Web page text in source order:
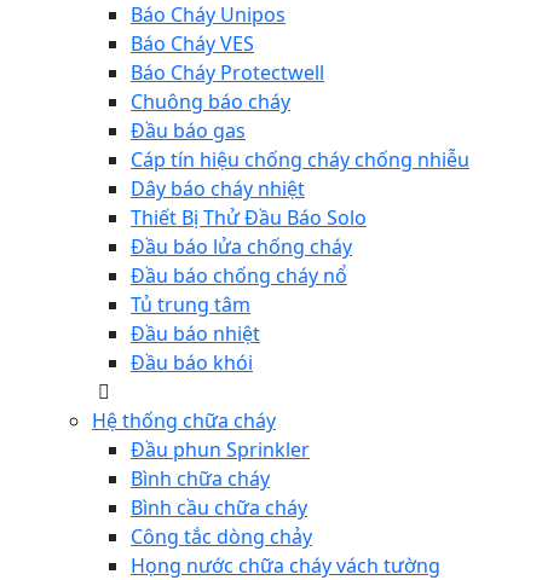
Báo Cháy Unipos
Báo Cháy VES
Báo Cháy Protectwell
Chuông báo cháy
Đầu báo gas
Cáp tín hiệu chống cháy chống nhiễu
Dây báo cháy nhiệt
Thiết Bị Thử Đầu Báo Solo
Đầu báo lửa chống cháy
Đầu báo chống cháy nổ
Tủ trung tâm
Đầu báo nhiệt
Đầu báo khói
Hệ thống chữa cháy
Đầu phun Sprinkler
Bình chữa cháy
Bình cầu chữa cháy
Công tắc dòng chảy
Họng nước chữa cháy vách tường